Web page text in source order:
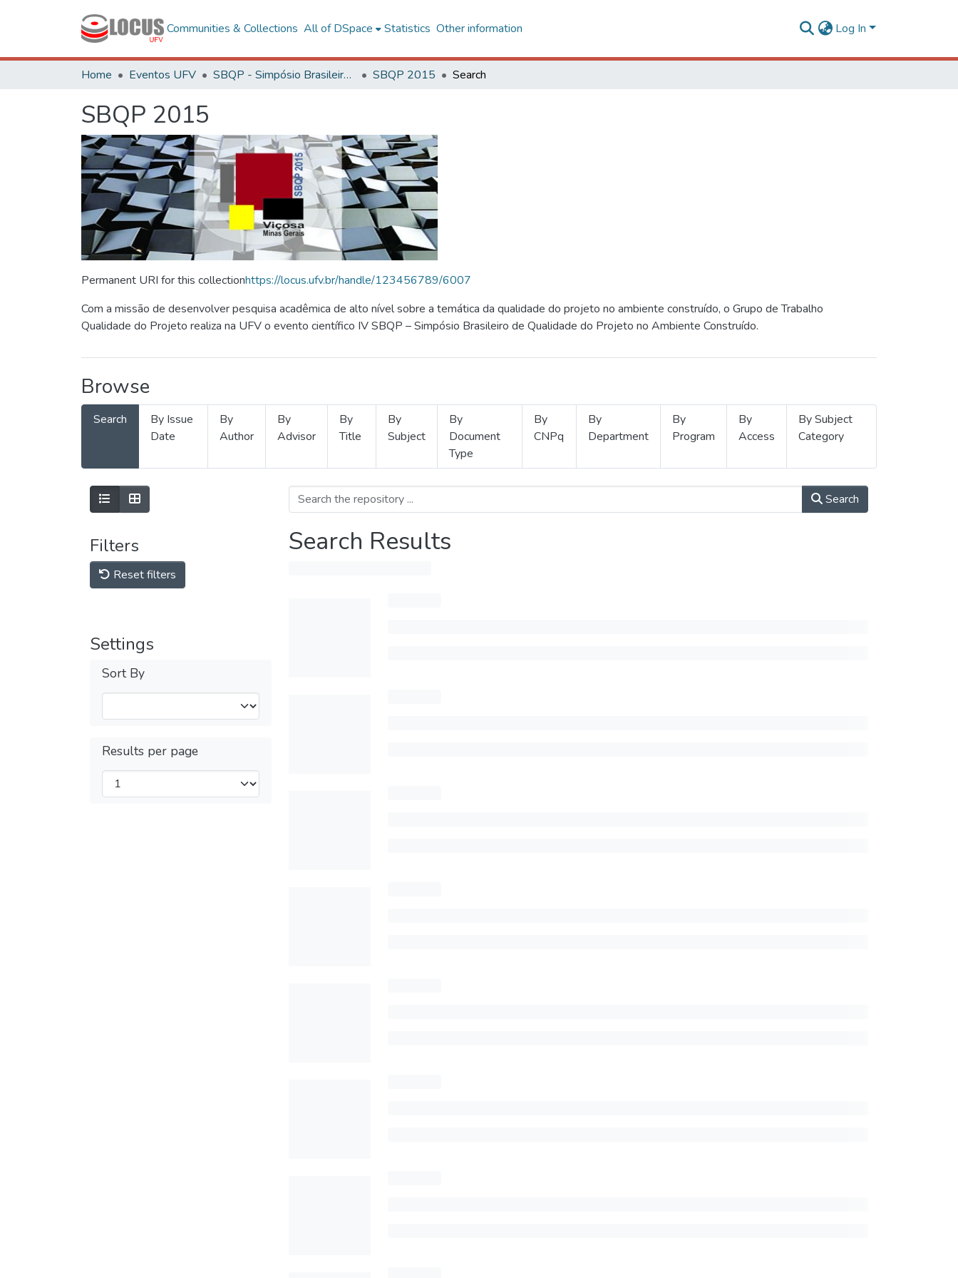
Communities & Collections All of DSpace Statistics Other information Log In
Home Eventos UFV SBQP - Simpósio Brasileiro de Qualidade do Projeto no Ambiente Construído SBQP 2015 Search
SBQP 2015
Permanent URI for this collectionhttps://locus.ufv.br/handle/123456789/6007
Com a missão de desenvolver pesquisa acadêmica de alto nível sobre a temática da qualidade do projeto no ambiente construído, o Grupo de Trabalho
Qualidade do Projeto realiza na UFV o evento científico IV SBQP – Simpósio Brasileiro de Qualidade do Projeto no Ambiente Construído.
Browse
Search
By Issue
Date
By
Author
By
Advisor
By
Title
By
Subject
By
Document
Type
By
CNPq
By
Department
By
Program
By
Access
By Subject
Category
Filters
Reset filters
Settings
Sort By
Results per page
Search
Search Results